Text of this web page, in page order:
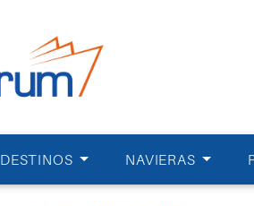
DESTINOS NAVIERAS